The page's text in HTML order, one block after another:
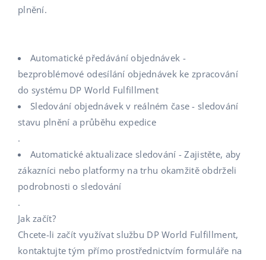
plnění.
Automatické předávání objednávek -
bezproblémové odesílání objednávek ke zpracování
do systému DP World Fulfillment
Sledování objednávek v reálném čase - sledování
stavu plnění a průběhu expedice
.
Automatické aktualizace sledování - Zajistěte, aby
zákazníci nebo platformy na trhu okamžitě obdrželi
podrobnosti o sledování
.
Jak začít?
Chcete-li začít využívat službu DP World Fulfillment,
kontaktujte tým přímo prostřednictvím formuláře na